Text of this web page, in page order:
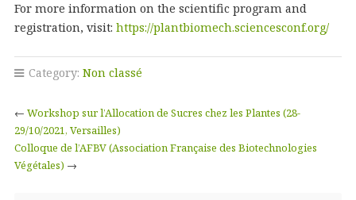
For more information on the scientific program and
registration, visit: https://plantbiomech.sciencesconf.org/
Category: Non classé
← Workshop sur l’Allocation de Sucres chez les Plantes (28-
29/10/2021, Versailles)
Colloque de l’AFBV (Association Française des Biotechnologies
Végétales) →